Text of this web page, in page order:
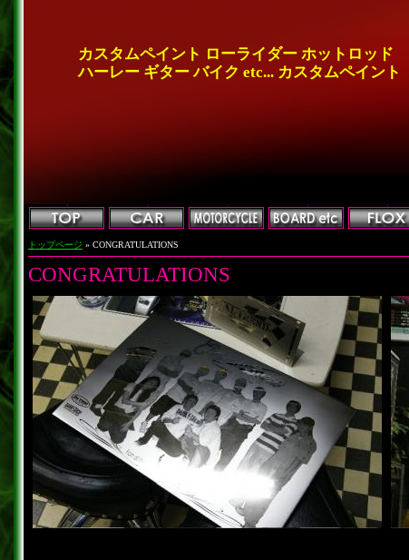
カスタムペイント ローライダー ホットロッド
ハーレー ギター バイク etc... カスタムペイント
トップページ » CONGRATULATIONS
CONGRATULATIONS